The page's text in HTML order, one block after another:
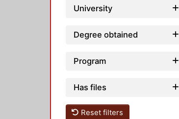
University
Degree obtained
Program
Has files
Reset filters